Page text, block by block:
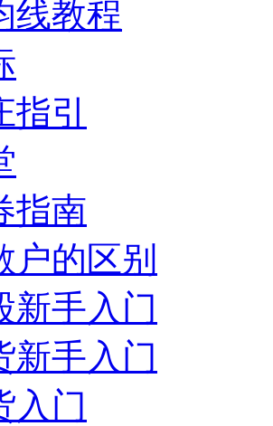
线教程
引
指南
户的区别
新手入门
新手入门
入门